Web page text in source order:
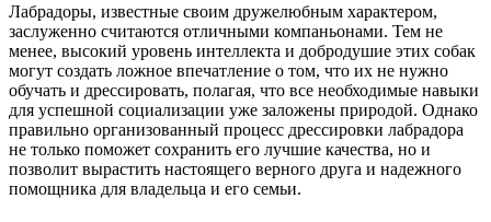
Лабрадоры, известные своим дружелюбным характером,
заслуженно считаются отличными компаньонами. Тем не
менее, высокий уровень интеллекта и добродушие этих собак
могут создать ложное впечатление о том, что их не нужно
обучать и дрессировать, полагая, что все необходимые навыки
для успешной социализации уже заложены природой. Однако
правильно организованный процесс дрессировки лабрадора
не только поможет сохранить его лучшие качества, но и
позволит вырастить настоящего верного друга и надежного
помощника для владельца и его семьи.